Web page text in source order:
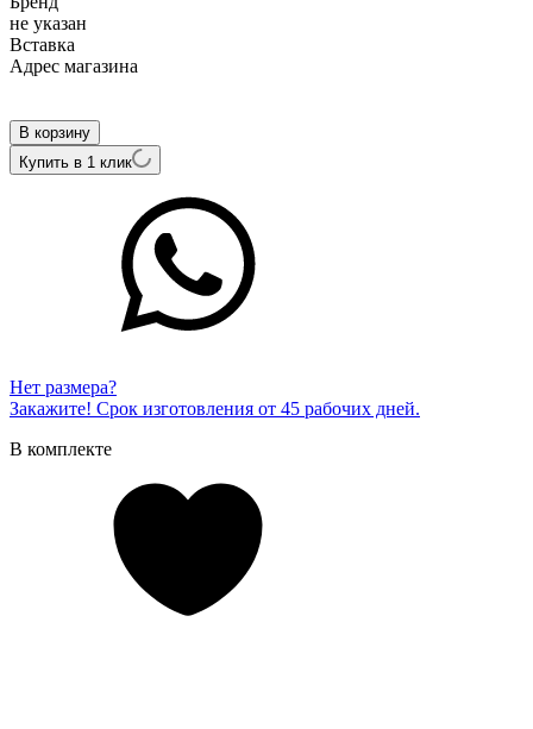
не указан
Вcтавка
Адрес магазина
В корзину
Купить в 1 клик
Нет размера?
Закажите! Срок изготовления от 45 рабочих дней.
В комплекте